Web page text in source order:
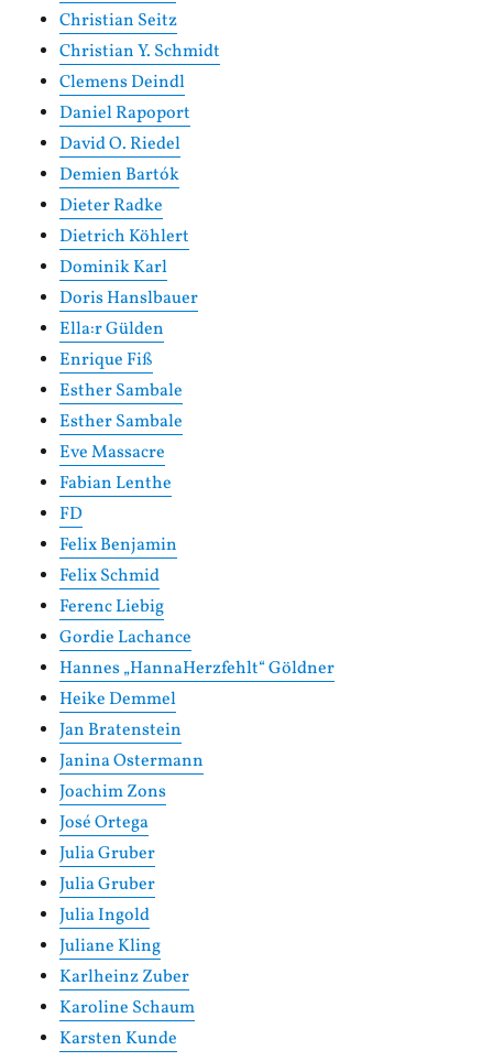
Christian Seitz
Christian Y. Schmidt
Clemens Deindl
Daniel Rapoport
David O. Riedel
Demien Bartók
Dieter Radke
Dietrich Köhlert
Dominik Karl
Doris Hanslbauer
Ella:r Gülden
Enrique Fiß
Esther Sambale
Esther Sambale
Eve Massacre
Fabian Lenthe
FD
Felix Benjamin
Felix Schmid
Ferenc Liebig
Gordie Lachance
Hannes „HannaHerzfehlt“ Göldner
Heike Demmel
Jan Bratenstein
Janina Ostermann
Joachim Zons
José Ortega
Julia Gruber
Julia Gruber
Julia Ingold
Juliane Kling
Karlheinz Zuber
Karoline Schaum
Karsten Kunde